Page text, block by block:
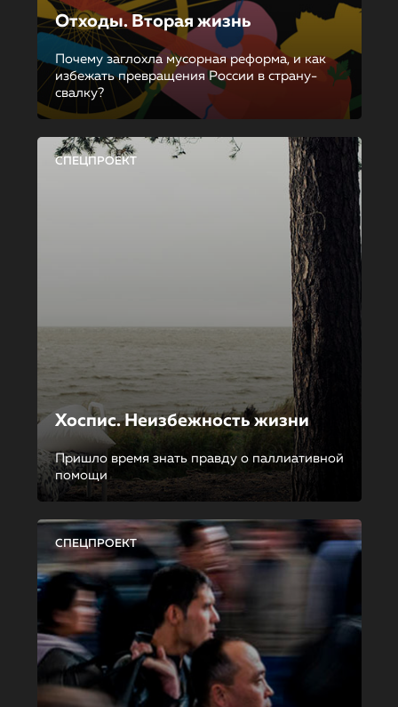
Отходы. Вторая жизнь
Почему заглохла мусорная реформа, и как
избежать превращения России в страну-
свалку?
СПЕЦПРОЕКТ
Хоспис. Неизбежность жизни
Пришло время знать правду о паллиативной
помощи
СПЕЦПРОЕКТ